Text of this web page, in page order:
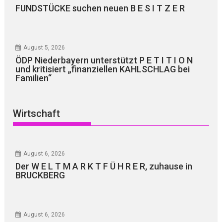
FUNDSTÜCKE suchen neuen B E S I T Z E R
August 5, 2026
ÖDP Niederbayern unterstützt P E T I T I O N
und kritisiert „finanziellen KAHLSCHLAG bei
Familien“
Wirtschaft
August 6, 2026
Der W E L T M A R K T F Ü H R E R, zuhause in
BRUCKBERG
August 6, 2026